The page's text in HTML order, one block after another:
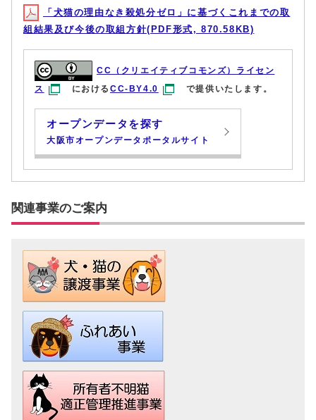
「⽝猫の理由なき殺処分ゼロ」に基づくこれまでの取
組結果及び今後の取組⽅針(PDF形式, 870.58KB)
CC（クリエイティブコモンズ）ライセン
ス
におけるCC-BY4.0 で提供いたします。
オープンデータを探す
大阪市オープンデータポータルサイト
関連事業のご案内